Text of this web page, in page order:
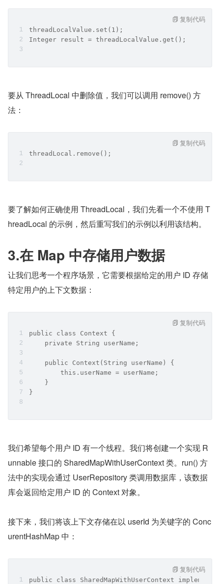
threadLocalValue.set(1);
Integer result = threadLocalValue.get();
复制代码
要从 ThreadLocal 中删除值，我们可以调用 remove() 方
法：
threadLocal.remove();
复制代码
要了解如何正确使用 ThreadLocal，我们先看一个不使用 T
hreadLocal 的示例，然后重写我们的示例以利用该结构。
3.在 Map 中存储用户数据
让我们思考一个程序场景，它需要根据给定的用户 ID 存储
特定用户的上下文数据：
public class Context {
    private String userName;
    public Context(String userName) {
        this.userName = userName;
    }
}
复制代码
我们希望每个用户 ID 有一个线程。我们将创建一个实现 R
unnable 接口的 SharedMapWithUserContext 类。run() 方
法中的实现会通过 UserRepository 类调用数据库，该数据
库会返回给定用户 ID 的 Context 对象。
接下来，我们将该上下文存储在以 userId 为关键字的 Conc
urentHashMap 中：
public class SharedMapWithUserContext
复制代码